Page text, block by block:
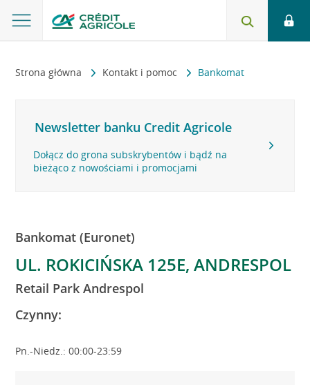
Strona główna Kontakt i pomoc Bankomat
Newsletter banku Credit Agricole
Dołącz do grona subskrybentów i bądź na
bieżąco z nowościami i promocjami
Bankomat (Euronet)
UL. ROKICIŃSKA 125E, ANDRESPOL
Retail Park Andrespol
Czynny:
Pn.-Niedz.: 00:00-23:59